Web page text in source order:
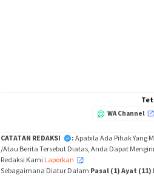
WA Channel
CATATAN REDAKSI : Apabila Ada Pihak Yang
/Atau Berita Tersebut Diatas, Anda Dapat
Redaksi Kami Laporkan
,
Sebagaimana Diatur Dalam Pasal (1) Ayat (11)